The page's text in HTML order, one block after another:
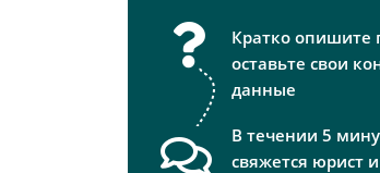
Кратко опишите
оставьте свои
данные
В течении 5
свяжется юрист